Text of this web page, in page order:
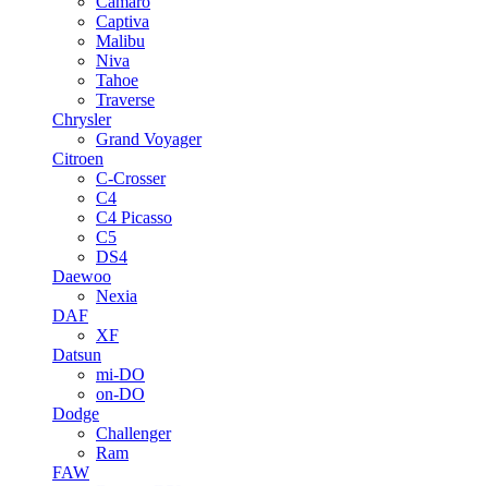
Captiva
Malibu
Niva
Tahoe
Traverse
Chrysler
Grand Voyager
Citroen
C-Crosser
C4
C4 Picasso
C5
DS4
Daewoo
Nexia
DAF
XF
Datsun
mi-DO
on-DO
Dodge
Challenger
Ram
FAW